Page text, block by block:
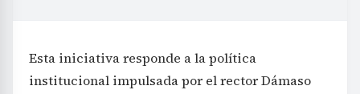
Esta iniciativa responde a la política
institucional impulsada por el rector Dámaso